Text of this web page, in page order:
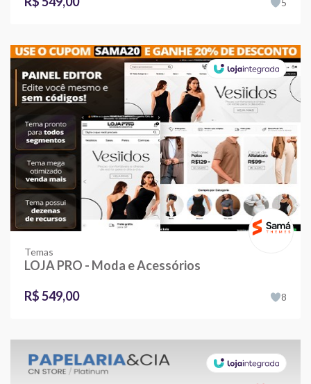
5
Temas
LOJA PRO - Moda e Acessórios
R$ 549,00
8